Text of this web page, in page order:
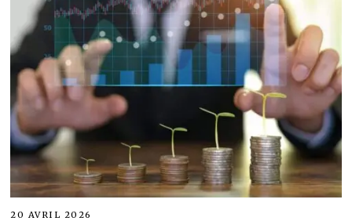
20 AVRIL 2026